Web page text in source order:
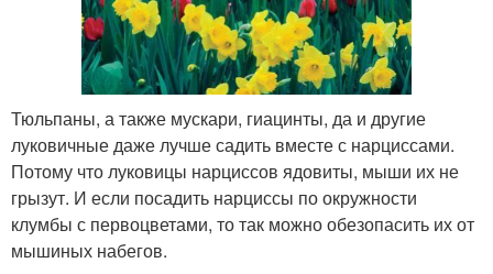
Тюльпаны, а также мускари, гиацинты, да и другие
луковичные даже лучше садить вместе с нарциссами.
Потому что луковицы нарциссов ядовиты, мыши их не
грызут. И если посадить нарциссы по окружности
клумбы с первоцветами, то так можно обезопасить их от
мышиных набегов.